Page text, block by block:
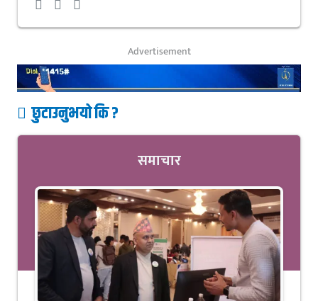
Advertisement
छुटाउनुभयो कि ?
समाचार